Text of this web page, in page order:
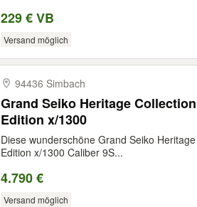
229 € VB
Versand möglich
94436 Simbach
Grand Seiko Heritage Collection SERVICED Limited
Edition x/1300
Diese wunderschöne Grand Seiko
Edition x/1300 Caliber 9S...
4.790 €
Versand möglich